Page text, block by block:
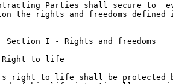
Parties shall secure to
the rights and freedoms
Section I - Rights and freedoms
to life
right to life shall be protected